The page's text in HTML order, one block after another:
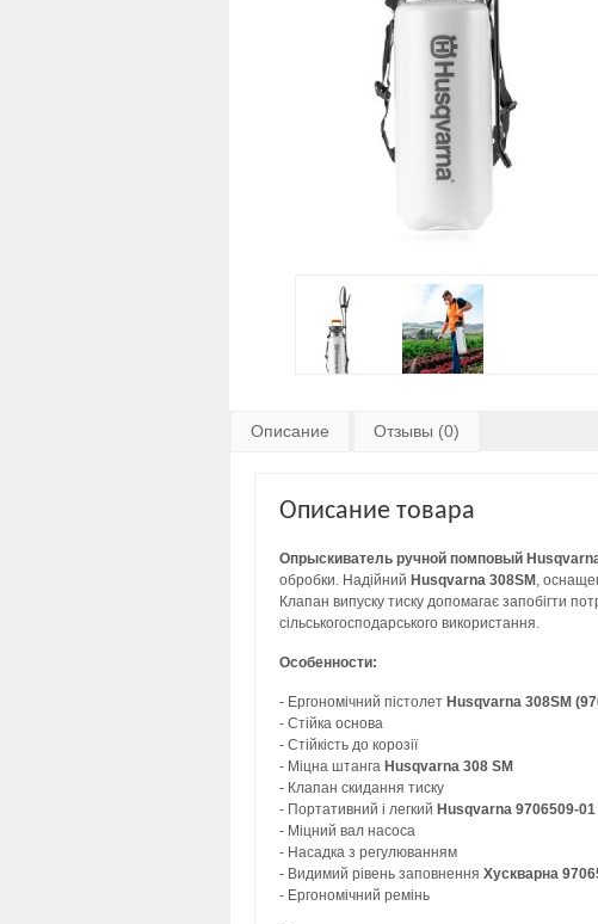
Описание Отзывы (0)
Описание товара
Опрыскиватель ручной помповый
обробки. Надійний Husqvarna 308SM ,
Клапан випуску тиску допомагає запобігти
сільськогосподарського використання.
Особенности:
- Ергономічний пістолет Husqvarna 308SM
- Стійка основа
- Стійкість до корозії
- Міцна штанга Husqvarna 308 SM
- Клапан скидання тиску
- Портативний і легкий Husqvarna 9706509-01
- Міцний вал насоса
- Насадка з регулюванням
- Видимий рівень заповнення Хускварна
- Ергономічний ремінь